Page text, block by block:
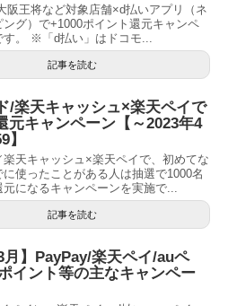
阪王将など対象店舗×d払いアプリ（ネ
ング）で+1000ポイント還元キャンペ
す。 ※「d払い」はドコモ...
記事を読む
/楽天キャッシュ×楽天ペイで
元キャンペーン【～2023年4
】
天キャッシュ×楽天ペイで、初めてな
に使ったことがある人は抽選で1000名
元になるキャンペーンを実施で...
記事を読む
月】PayPay/楽天ペイ/auペ
イント等の主なキャンペー